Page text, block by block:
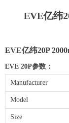
EVE亿纬
EVE亿纬20P
EVE 20P参数：
Manufacturer
Model
Size